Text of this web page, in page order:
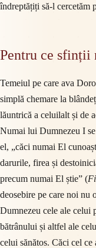
îndreptățiți să-l cercetăm
Pentru ce sfinții
Temeiul pe care ava
simplă chemare la
lăuntrică a celuilalt și de
Numai lui Dumnezeu I se
el, „căci numai El
darurile, firea și
precum numai El știe” (
deosebire pe care noi nu
Dumnezeu cele ale celui
bătrânului și altfel ale
celui sănătos. Căci cel